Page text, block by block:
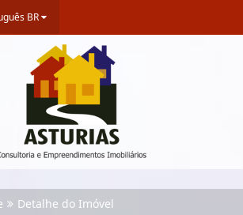
BR
Detalhe do Imóvel